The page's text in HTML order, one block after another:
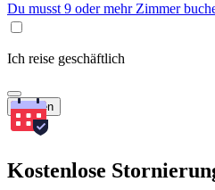
Du musst 9 oder mehr Zimmer
Ich reise geschäftlich
Suchen
Kostenlose